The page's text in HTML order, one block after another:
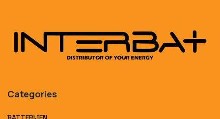
Categories